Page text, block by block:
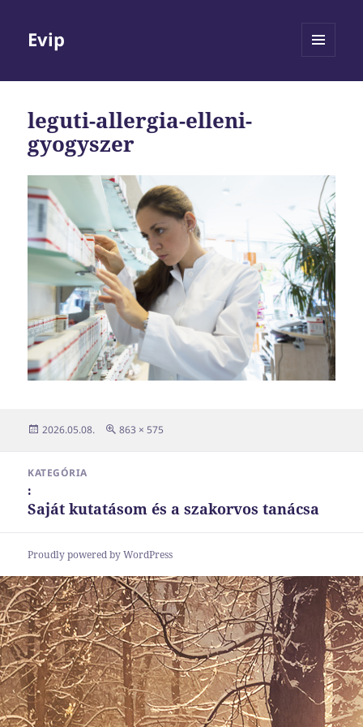
Evip
leguti-allergia-elleni-
gyogyszer
Közzétéve
2026.05.08.
Teljes
863 × 575
navigációKATEGÓRIA
:
Saját kutatásom és a szakorvos tanácsa
Proudly powered by WordPress